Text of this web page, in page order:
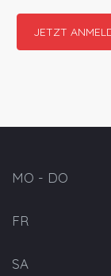
MO - DO
FR
SA